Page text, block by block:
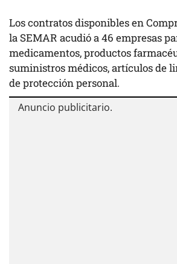
Los contratos disponibles en
la SEMAR acudió a 46 empresas
medicamentos, productos
suministros médicos, artículos de
de protección personal.